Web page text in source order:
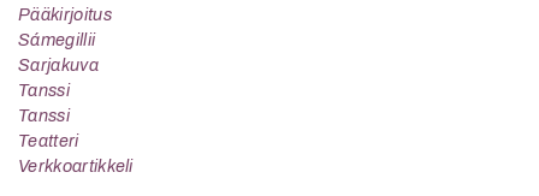
Pääkirjoitus
Sámegillii
Sarjakuva
Tanssi
Tanssi
Teatteri
Verkkoartikkeli